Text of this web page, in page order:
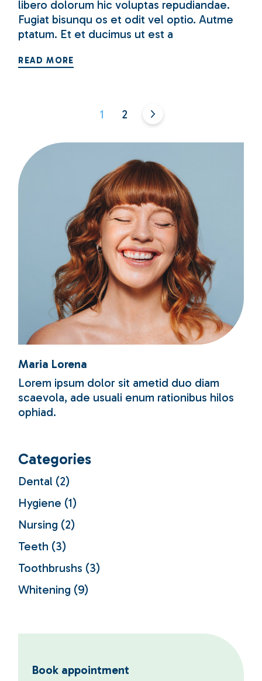
libero dolorum hic voluptas repudiandae.
Fugiat bisunqu os et odit vel optio. Autme
ptatum. Et et ducimus ut est a
READ MORE
Posts
pagination
1 2
Maria Lorena
Lorem ipsum dolor sit ametid duo diam
scaevola, ade usuali enum rationibus hilos
ophiad.
Categories
Dental (2)
Hygiene (1)
Nursing (2)
Teeth (3)
Toothbrushs (3)
Whitening (9)
Book appointment